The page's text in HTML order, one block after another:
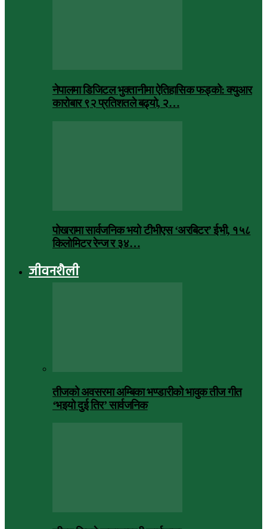
नेपालमा डिजिटल भुक्तानीमा ऐतिहासिक फड्को: क्युआर
कारोबार ९२ प्रतिशतले बढ्यो, २…
पोखरामा सार्वजनिक भयो टीभीएस ‘अरबिटर’ ईभी, १५८
किलोमिटर रेन्ज र ३४…
जीवनशैली
तीजको अवसरमा अम्बिका भण्डारीको भावुक तीज गीत
‘भइयो दुई तिर’ सार्वजनिक